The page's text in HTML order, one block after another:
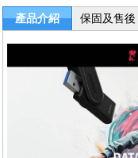
產品介紹
保固及售後
服務